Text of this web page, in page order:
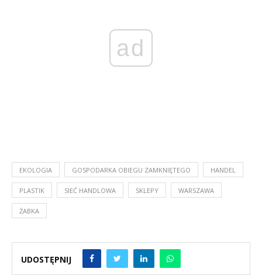
ad
EKOLOGIA GOSPODARKA OBIEGU ZAMKNIĘTEGO HANDEL
PLASTIK SIEĆ HANDLOWA SKLEPY WARSZAWA
ŻABKA
UDOSTĘPNIJ